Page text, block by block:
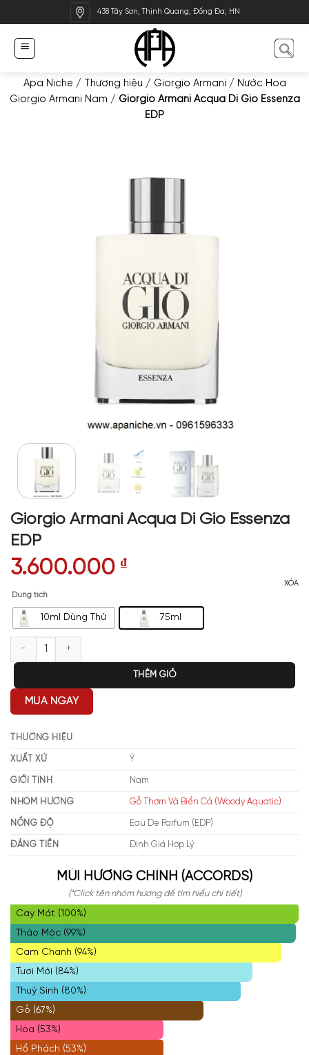
qua
dung
438 Tây Sơn, Thịnh Quang, Đống Đa, HN
Apa Niche / Thương hiệu / Giorgio Armani / Nước Hoa
Giorgio Armani Nam / Giorgio Armani Acqua Di Gio Essenza
EDP
Giorgio Armani Acqua Di Gio Essenza
EDP
3.600.000 ₫
Dung tích
10ml Dùng Thử 75ml
XÓA
Giorgio Armani Acqua Di Gio Essenza EDP số lượng
THÊM GIỎ
MUA NGAY
THƯƠNG HIỆU
XUẤT XỨ Ý
GIỚI TÍNH Nam
NHÓM HƯƠNG Gỗ Thơm Và Biển Cả (Woody Aquatic)
NỒNG ĐỘ Eau De Parfum (EDP)
ĐÁNG TIỀN Định Giá Hợp Lý
MÙI HƯƠNG CHÍNH (ACCORDS)
(*Click tên nhóm hương để tìm hiểu chi tiết)
Cay Mát (100%)
Thảo Mộc (99%)
Cam Chanh (94%)
Tươi Mới (84%)
Thuỷ Sinh (80%)
Gỗ (67%)
Hoa (53%)
Hổ Phách (53%)